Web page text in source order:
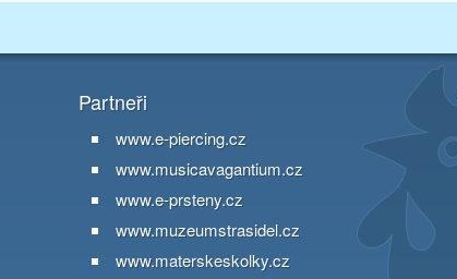
Partneři
www.e-piercing.cz
www.musicavagantium.cz
www.e-prsteny.cz
www.muzeumstrasidel.cz
www.materskeskolky.cz